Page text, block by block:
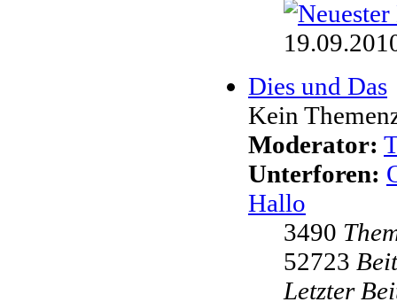
Dies und Das
Kein
Moderator:
Unterforen:
Hallo
3490
52723
Letzter